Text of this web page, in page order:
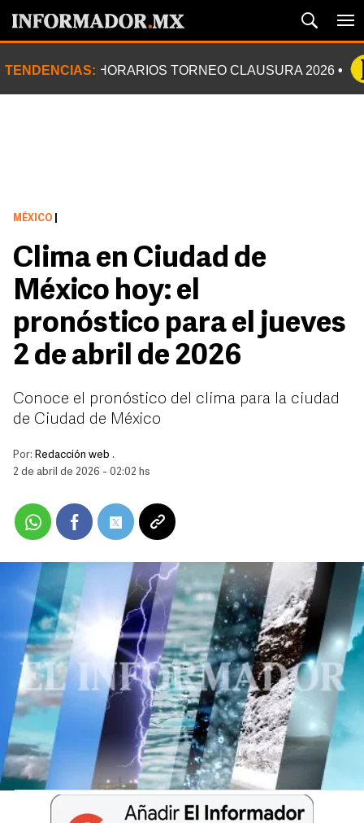
TENDENCIAS: HORARIOS TORNEO CLAUSURA 2026
MÉXICO
Clima en Ciudad de
México hoy: el
pronóstico para el jueves
2 de abril de 2026
Conoce el pronóstico del clima para la ciudad
de Ciudad de México
Por: Redacción web .
2 de abril de 2026 - 02:02 hs